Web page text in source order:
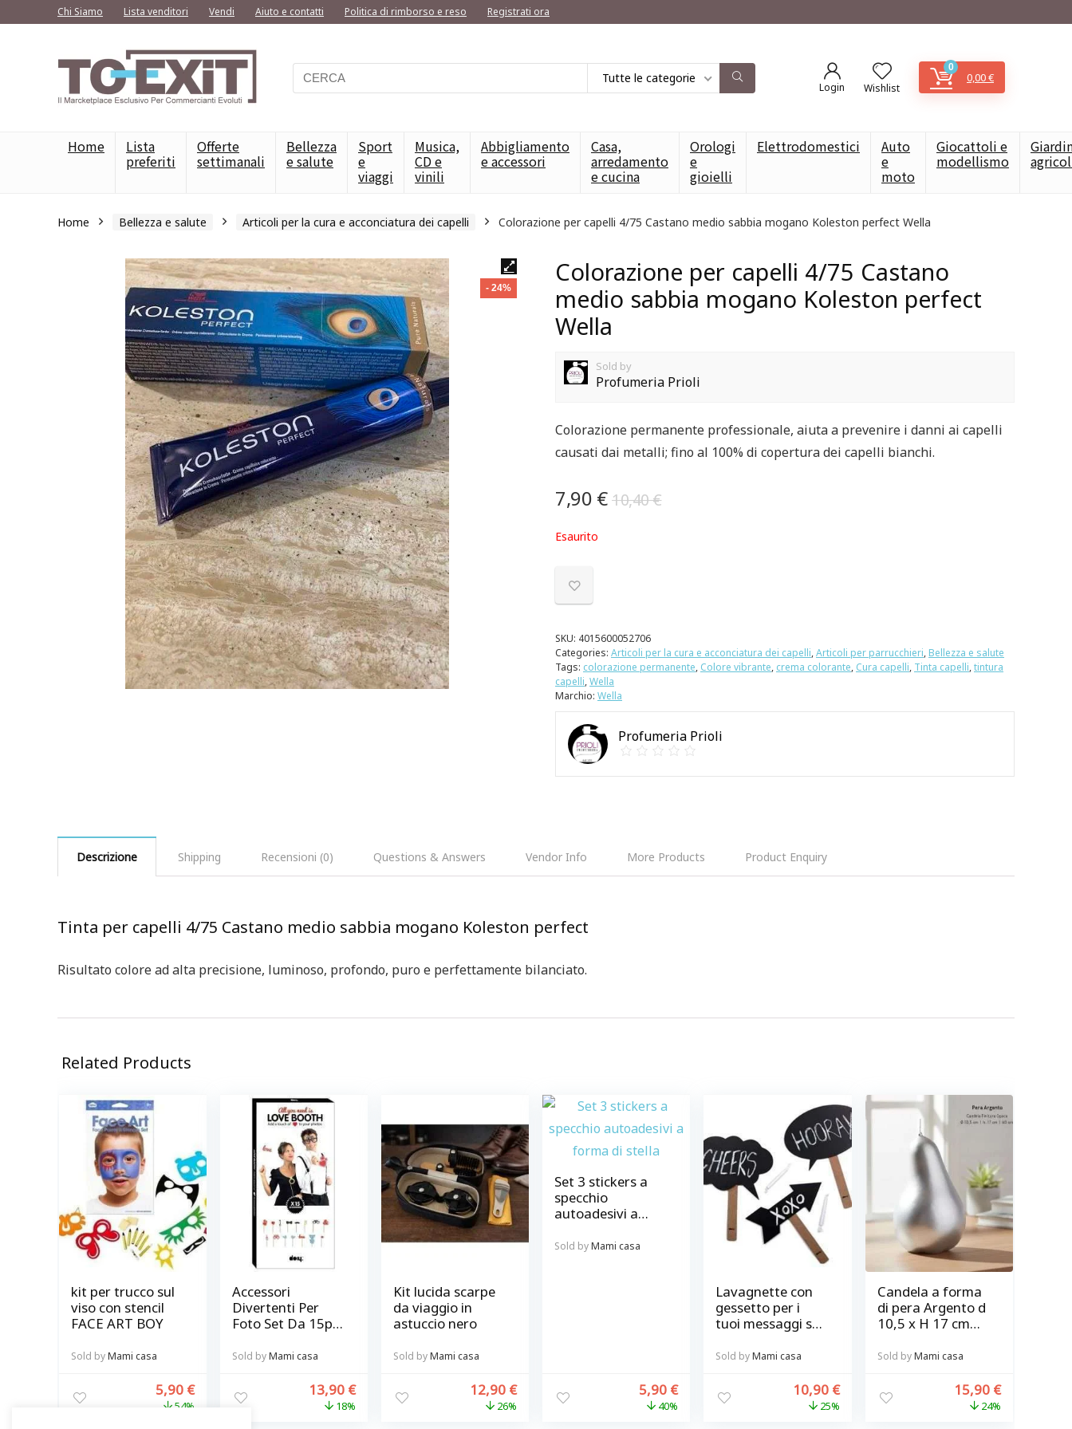
Chi Siamo Lista venditori Vendi Aiuto e contatti Politica di rimborso e reso Registrati ora
Tutte le categorie
Login Wishlist
0
0,00€
Home Lista
preferiti
Offerte
settimanali
Bellezza
e salute
Sport
e
viaggi
Musica,
CD e
vinili
Abbigliamento
e accessori
Casa,
arredamento
e cucina
Orologi
e
gioielli
Elettrodomestici Auto
e
moto
Giocattoli e
modellismo
Home Bellezza e salute Articoli per la cura e acconciatura dei capelli Colorazione per capelli 4/75 Castano medio sabbia mogano Koleston perfect Wella
- 24%
Colorazione per capelli 4/75 Castano
medio sabbia mogano Koleston perfect
Wella
Sold by
Profumeria Prioli
Colorazione permanente professionale, aiuta a prevenire i danni ai capelli
causati dai metalli; fino al 100% di copertura dei capelli bianchi.
10,40€
7,90 €
Esaurito
SKU: 4015600052706
Categories: Articoli per la cura e acconciatura dei capelli,Articoli per parrucchieri, Bellezza e salute
Tags: colorazione permanente, Colore vibrante, crema colorante, Cura capelli, Tinta capelli,tintura
capelli,Wella
Marchio: Wella
Profumeria Prioli
Descrizione Shipping Recensioni (0) Questions & Answers Vendor Info More Products Product Enquiry
Tinta per capelli 4/75 Castano medio sabbia mogano Koleston perfect
Risultato colore ad alta precisione, luminoso, profondo, puro e perfettamente bilanciato.
Related Products
kit per trucco sul
viso con stencil
FACE ART BOY
Sold by Mami casa
5,90 €
54%
Accessori
Divertenti Per
Foto Set Da 15pz
Sold byMami casa
13,90 €
18%
Kit lucida scarpe
da viaggio in
astuccio nero
Sold byMami casa
12,90 €
26%
Set 3 stickers a
specchio
autoadesivi a
Sold byMami casa
5,90 €
40%
Lavagnette con
gessetto per i
tuoi messaggi set
talkies
Sold byMami casa
10,90 €
25%
Candela a forma
di pera Argento d
10,5 x H 17 cm
Sold by Mami casa
15,90 €
24%